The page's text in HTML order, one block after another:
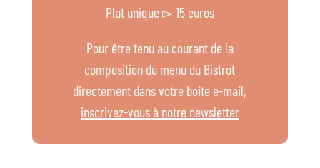
Plat unique ▻ 15 euros
Pour être tenu au courant de la
composition du menu du Bistrot
directement dans votre boite e-mail,
inscrivez-vous à notre newsletter